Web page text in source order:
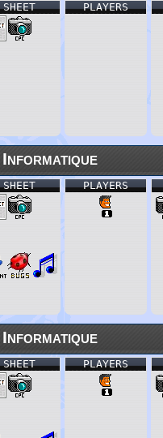
PLAYERS
SHEET
PLAYERS
SHEET
PLAYERS
SHEET